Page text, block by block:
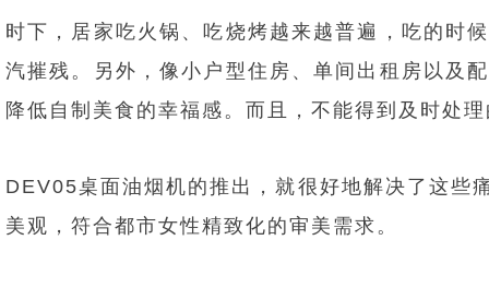
时下，居家吃火锅、吃烧烤越来越普遍，吃的时
汽摧残。另外，像小户型住房、单间出租房以及
降低自制美食的幸福感。而且，不能得到及时处
DEV05桌面油烟机的推出，就很好地解决了这些
美观，符合都市女性精致化的审美需求。